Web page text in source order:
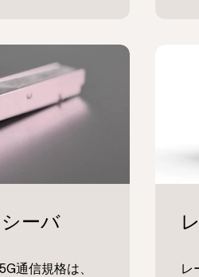
通信規格は、
レ